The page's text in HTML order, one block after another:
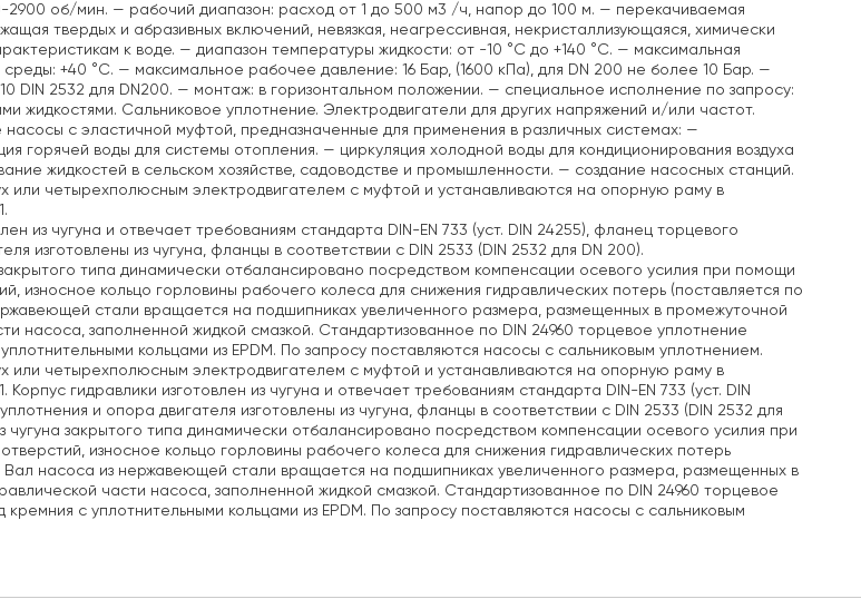
2900 об/мин. — рабочий диапазон: расход от 1 до 500 м3 /ч, напор до 100 м. — перекачиваемая
твердых и абразивных включений, невязкая, неагрессивная, некристаллизующаяся, химически
к воде. — диапазон температуры жидкости: от -10 °C до +140 °C. — максимальная
+40 °C. — максимальное рабочее давление: 16 Бар, (1600 кПа), для DN 200 не более 10 Бар. —
DIN 2532 для DN200. — монтаж: в горизонтальном положении. — специальное исполнение по запросу:
жидкостями. Сальниковое уплотнение. Электродвигатели для других напряжений и/или частот.
с эластичной муфтой, предназначенные для применения в различных системах: —
горячей воды для системы отопления. — циркуляция холодной воды для кондиционирования воздуха
жидкостей в сельском хозяйстве, садоводстве и промышленности. — создание насосных станций.
или четырехполюсным электродвигателем с муфтой и устанавливаются на опорную раму в
из чугуна и отвечает требованиям стандарта DIN-EN 733 (уст. DIN 24255), фланец торцевого
изготовлены из чугуна, фланцы в соответствии с DIN 2533 (DIN 2532 для DN 200).
типа динамически отбалансировано посредством компенсации осевого усилия при помощи
износное кольцо горловины рабочего колеса для снижения гидравлических потерь (поставляется по
стали вращается на подшипниках увеличенного размера, размещенных в промежуточной
насоса, заполненной жидкой смазкой. Стандартизованное по DIN 24960 торцевое уплотнение
кольцами из EPDM. По запросу поставляются насосы с сальниковым уплотнением.
или четырехполюсным электродвигателем с муфтой и устанавливаются на опорную раму в
Корпус гидравлики изготовлен из чугуна и отвечает требованиям стандарта DIN-EN 733 (уст. DIN
и опора двигателя изготовлены из чугуна, фланцы в соответствии с DIN 2533 (DIN 2532 для
чугуна закрытого типа динамически отбалансировано посредством компенсации осевого усилия при
износное кольцо горловины рабочего колеса для снижения гидравлических потерь
Вал насоса из нержавеющей стали вращается на подшипниках увеличенного размера, размещенных в
части насоса, заполненной жидкой смазкой. Стандартизованное по DIN 24960 торцевое
с уплотнительными кольцами из EPDM. По запросу поставляются насосы с сальниковым